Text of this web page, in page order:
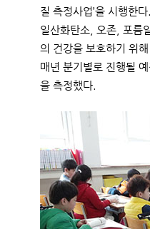
질 측정사업’을 시행한
일산화탄소, 오존, 포름
의 건강을 보호하기 위
매년 분기별로 진행될
을 측정했다.